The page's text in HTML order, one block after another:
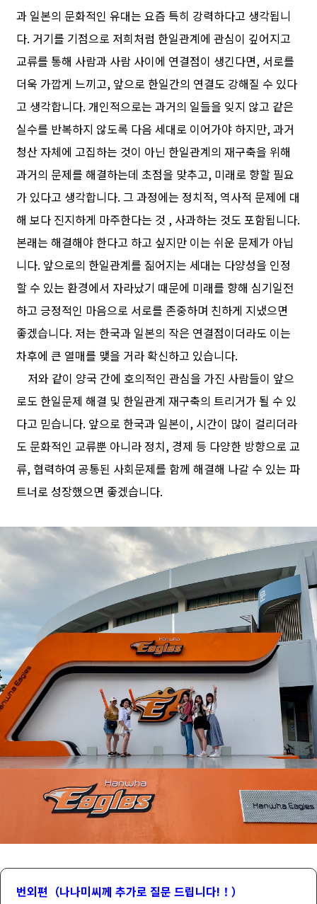
과 일본의 문화적인 유대는 요즘 특히 강력하다고 생각됩니
다. 거기를 기점으로 저희처럼 한일관계에 관심이 깊어지고
교류를 통해 사람과 사람 사이에 연결점이 생긴다면, 서로를
더욱 가깝게 느끼고, 앞으로 한일간의 연결도 강해질 수 있다
고 생각합니다. 개인적으로는 과거의 일들을 잊지 않고 같은
실수를 반복하지 않도록 다음 세대로 이어가야 하지만, 과거
청산 자체에 고집하는 것이 아닌 한일관계의 재구축을 위해
과거의 문제를 해결하는데 초점을 맞추고, 미래로 향할 필요
가 있다고 생각합니다. 그 과정에는 정치적, 역사적 문제에 대
해 보다 진지하게 마주한다는 것 , 사과하는 것도 포함됩니다.
본래는 해결해야 한다고 하고 싶지만 이는 쉬운 문제가 아닙
니다. 앞으로의 한일관계를 짊어지는 세대는 다양성을 인정
할 수 있는 환경에서 자라났기 때문에 미래를 향해 심기일전
하고 긍정적인 마음으로 서로를 존중하며 친하게 지냈으면
좋겠습니다. 저는 한국과 일본의 작은 연결점이더라도 이는
차후에 큰 열매를 맺을 거라 확신하고 있습니다.
저와 같이 양국 간에 호의적인 관심을 가진 사람들이 앞으
로도 한일문제 해결 및 한일관계 재구축의 트리거가 될 수 있
다고 믿습니다. 앞으로 한국과 일본이, 시간이 많이 걸리더라
도 문화적인 교류뿐 아니라 정치, 경제 등 다양한 방향으로 교
류, 협력하여 공통된 사회문제를 함께 해결해 나갈 수 있는 파
트너로 성장했으면 좋겠습니다.
번외편（나나미씨께 추가로 질문 드립니다!！）